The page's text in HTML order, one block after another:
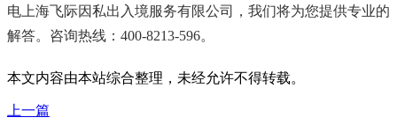
电上海飞际因私出入境服务有限公司，我们将为您提供专业的
解答。咨询热线：400-8213-596。
本文内容由本站综合整理，未经允许不得转载。
上一篇